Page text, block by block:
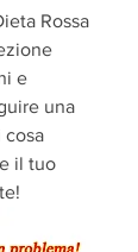
Rossa
e
una
cosa
il tuo